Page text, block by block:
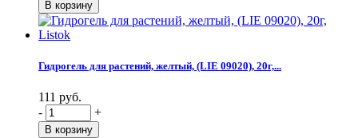
Гидрогель для растений, желтый, (LIE 09020), 20г,...
111 руб.
-
+